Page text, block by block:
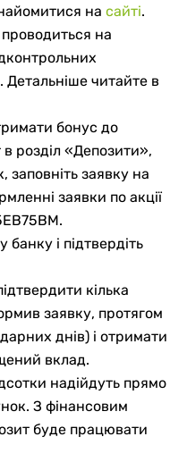
на сайті.
на
Детальніше читайте в
бонус до
розділ «Депозити»,
заповніть заявку на
заявки по акції
і підтвердіть
кілька
заявку, протягом
днів) і отримати
вклад.
надійдуть прямо
З фінансовим
буде працювати